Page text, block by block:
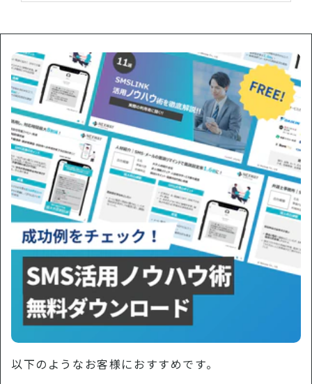
以下のようなお客様におすすめです。